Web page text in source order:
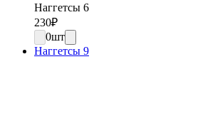
Наггетсы 6
230₽
0шт
Наггетсы 9